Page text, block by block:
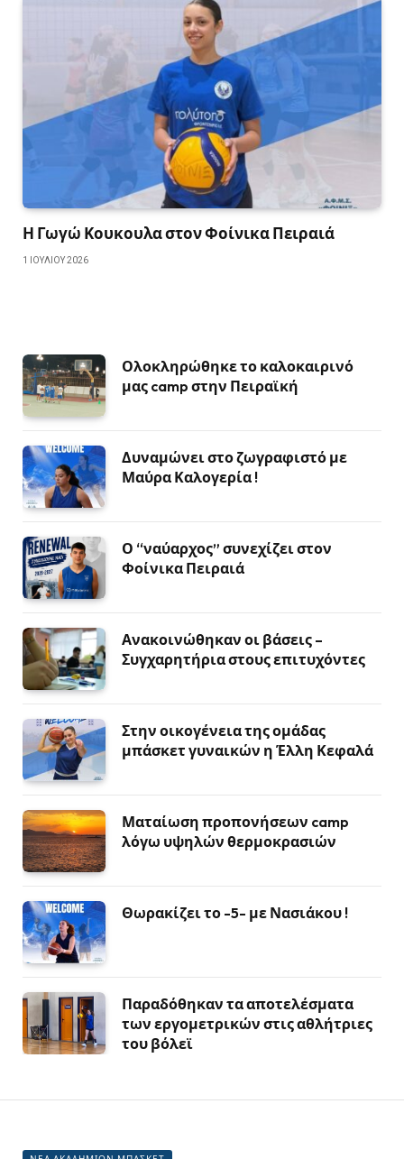
Η Γωγώ Κουκουλα στον Φοίνικα Πειραιά
1 ΙΟΥΛΊΟΥ 2026
Ολοκληρώθηκε το καλοκαιρινό
μας camp στην Πειραϊκή
Δυναμώνει στο ζωγραφιστό με
Μαύρα Καλογερία !
Ο “ναύαρχος” συνεχίζει στον
Φοίνικα Πειραιά
Ανακοινώθηκαν οι βάσεις –
Συγχαρητήρια στους επιτυχόντες
Στην οικογένεια της ομάδας
μπάσκετ γυναικών η Έλλη Κεφαλά
Ματαίωση προπονήσεων camp
λόγω υψηλών θερμοκρασιών
Θωρακίζει το -5- με Νασιάκου !
Παραδόθηκαν τα αποτελέσματα
των εργομετρικών στις αθλήτριες
του βόλεϊ